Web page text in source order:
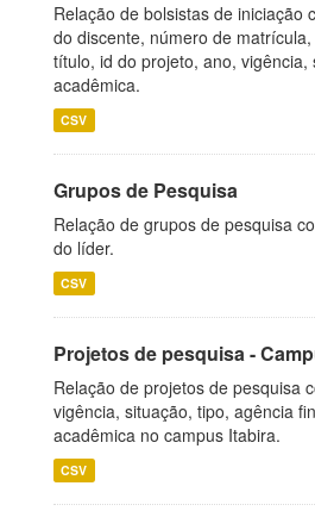
Relação de bolsistas de iniciação
do discente, número de
título, id do projeto, ano, vigência,
acadêmica.
CSV
Grupos de Pesquisa
Relação de grupos de pesquisa
do líder.
CSV
Projetos de pesquisa -
Relação de projetos de pesquisa
vigência, situação, tipo, agência
acadêmica no campus Itabira.
CSV